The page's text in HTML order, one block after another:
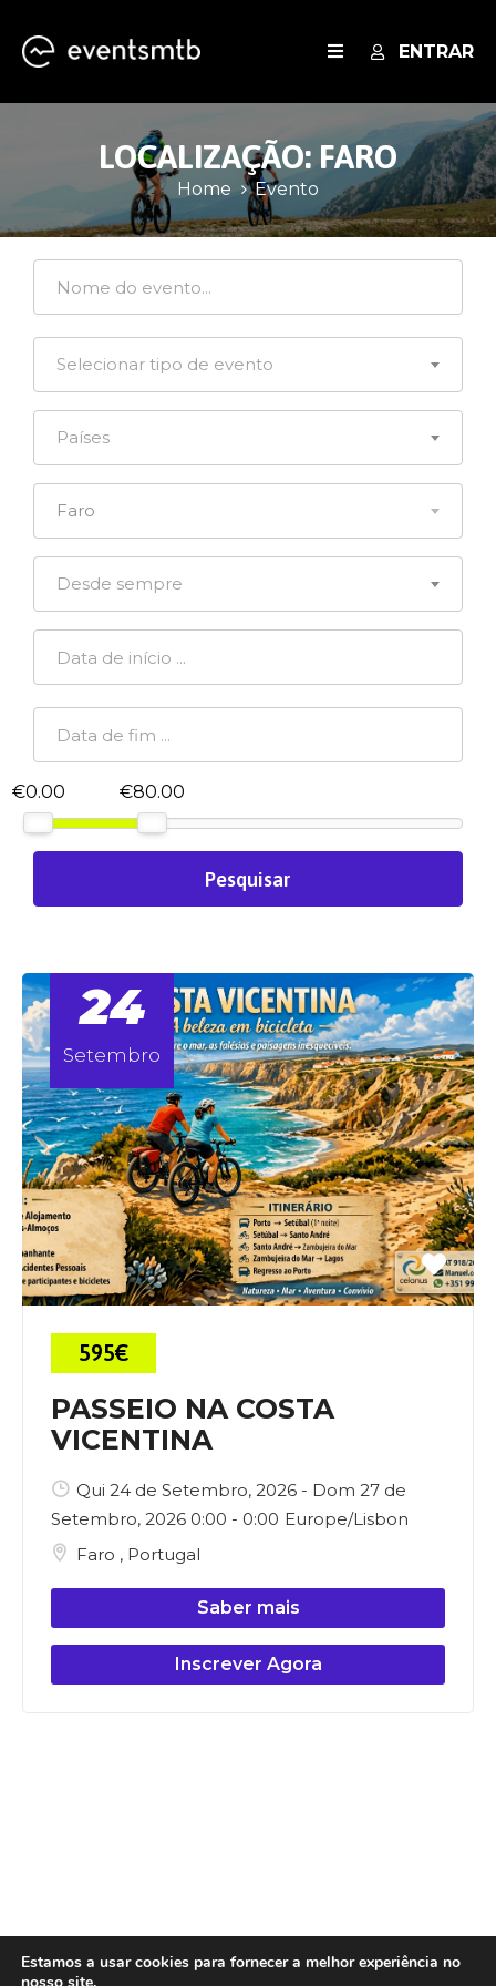
BLOG
ENTRAR
LOCALIZAÇÃO: FARO
Home Evento
Selecionar tipo de evento
Países
Faro
Desde sempre
€0.00 €80.00
24
Setembro
595€
PASSEIO NA COSTA
VICENTINA
Faro , Portugal
Qui 24 de Setembro, 2026 - Dom 27 de
Setembro, 2026 0:00 - 0:00 Europe/Lisbon
Saber mais
Inscrever Agora
Estamos a usar cookies para fornecer a melhor experiência no